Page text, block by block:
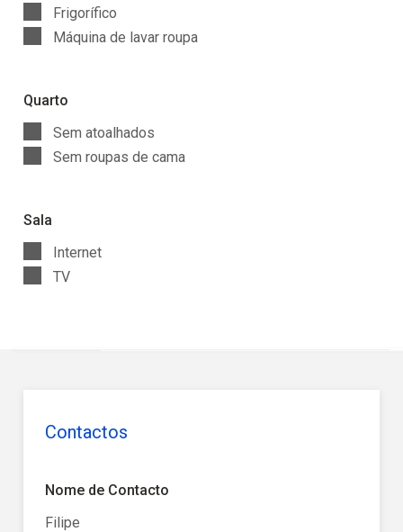
Frigorífico
Máquina de lavar roupa
Quarto
Sem atoalhados
Sem roupas de cama
Sala
Internet
TV
Contactos
Nome de Contacto
Filipe